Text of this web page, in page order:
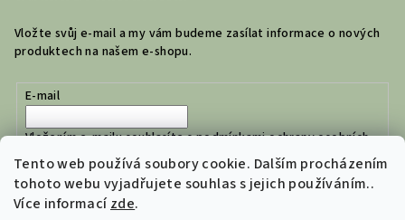
Tento web používá soubory cookie. Dalším procházením
tohoto webu vyjadřujete souhlas s jejich používáním..
Více informacízde.
Vložte svůj e-mail a my vám budeme zasílat informace o nových
produktech na našem e-shopu.
E-mail
Vložením e-mailu souhlasíte spodmínkami ochrany osobních
údajů
Přihlásit se